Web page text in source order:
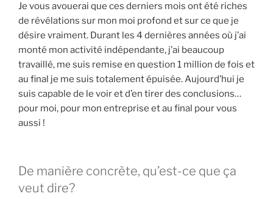
Je vous avouerai que ces derniers mois ont été riches
de révélations sur mon moi profond et sur ce que je
désire vraiment. Durant les 4 dernières années où j’ai
monté mon activité indépendante, j’ai beaucoup
travaillé, me suis remise en question 1 million de fois et
au final je me suis totalement épuisée. Aujourd’hui je
suis capable de le voir et d’en tirer des conclusions…
pour moi, pour mon entreprise et au final pour vous
aussi !
De manière concrète, qu’est-ce que ça
veut dire?